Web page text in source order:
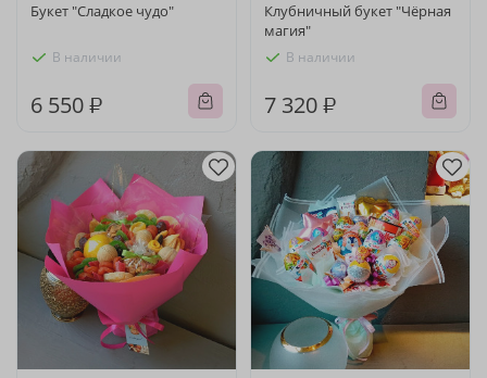
Букет "Сладкое чудо"
В наличии
6 550 ₽
Клубничный букет "Чёрная
магия"
В наличии
7 320 ₽